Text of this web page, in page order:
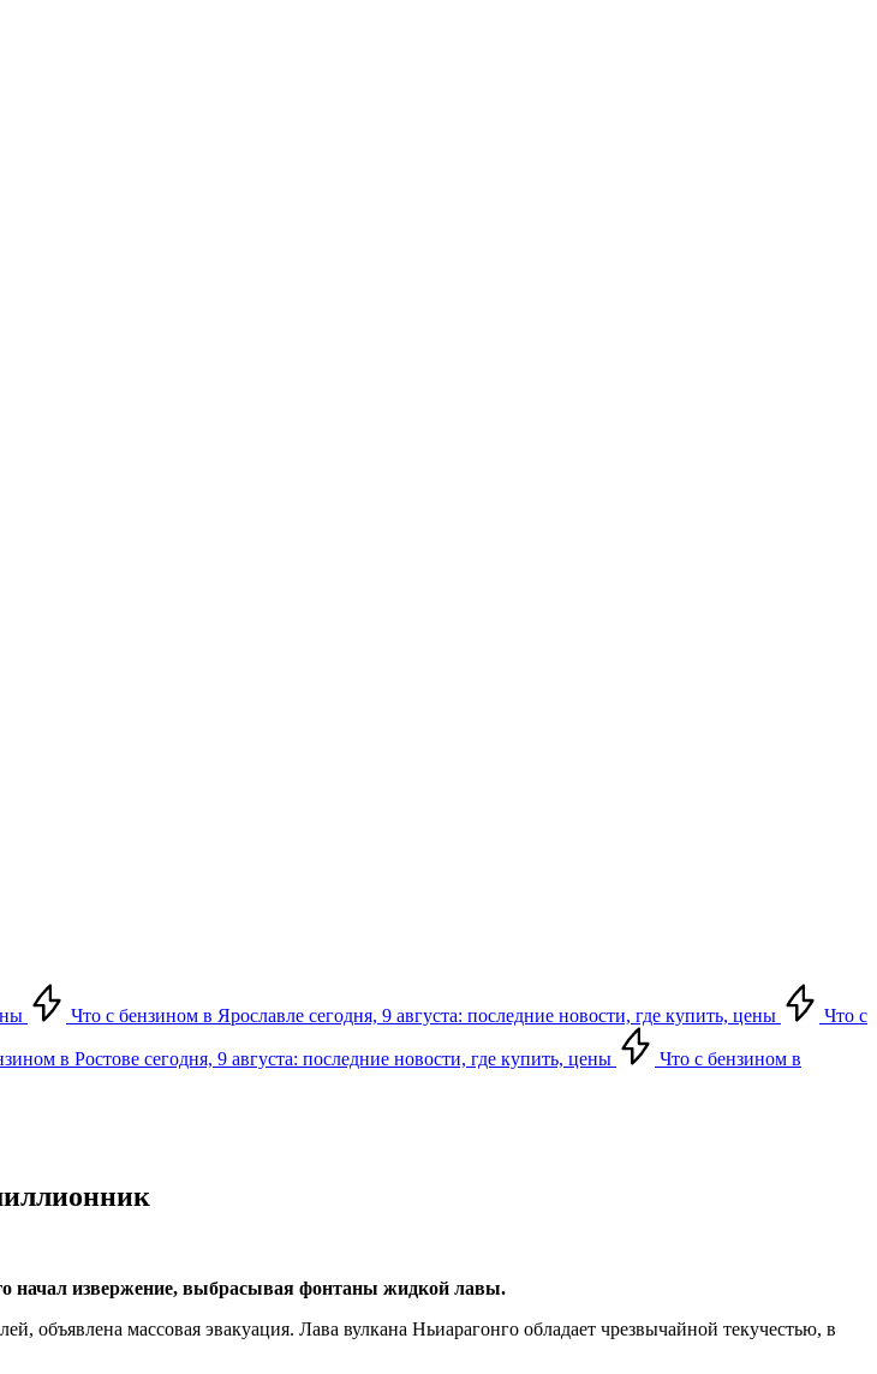
Что с бензином в Ярославле сегодня, 9 августа: последние новости, где купить, цены Что с
в Ростове сегодня, 9 августа: последние новости, где купить, цены
Что с бензином в
начал извержение, выбрасывая фонтаны жидкой лавы.
объявлена массовая эвакуация. Лава вулкана Ньиарагонго обладает чрезвычайной текучестью, в